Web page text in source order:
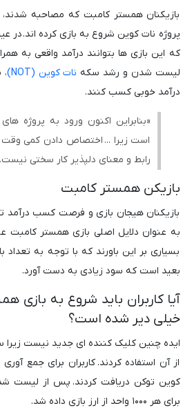
بازیکنان همستر کامبت که مصاحبه
پروژه نات کوین شروع به بازی کرده اند. در
که این بازی ها بتوانند درآمد واقعی به
لیست شدن و رشد سکه نات کوین (NOT)
درآمد خوبی کسب کنند.
«بنابراین اکنون ورود به پروژه
است زیرا ... اختصاص دادن کمی وقت
رابط و معنای دلپذیر کار سختی
بازیکن همستر کامبت
بازیکنان هیجان بازی و فرصت کسب درآمد
به عنوان دلایل اصلی بازی همستر کامبت
بسیاری بر این باورند که با توجه به تعداد
بعید است که سود زیادی به دست آورد.
آیا کاربران باید شروع به بازی
خیلی دیر شده است؟
ایده چنین کلیک کننده ای جدید نیست زیرا
از آن استفاده کردند. کاربران برای جمع
برای هر ۱۰۰۰ واحد از ارز بازی داده شد.